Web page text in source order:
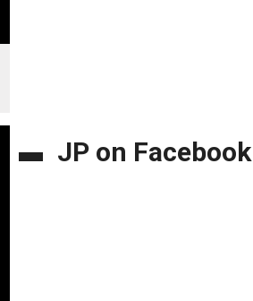
JP on Facebook